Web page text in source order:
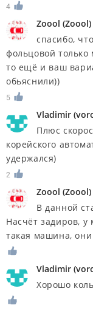
4
Zoool (Zoool)
спасибо,
фольцовой только
то ещё и ваш
обьяснили))
5
Vladimir (
Плюс
корейского
удержался)
2
Zoool (Zoool)
В данной
Насчёт задиров,
такая машина,
Vladimir (
Хорошо